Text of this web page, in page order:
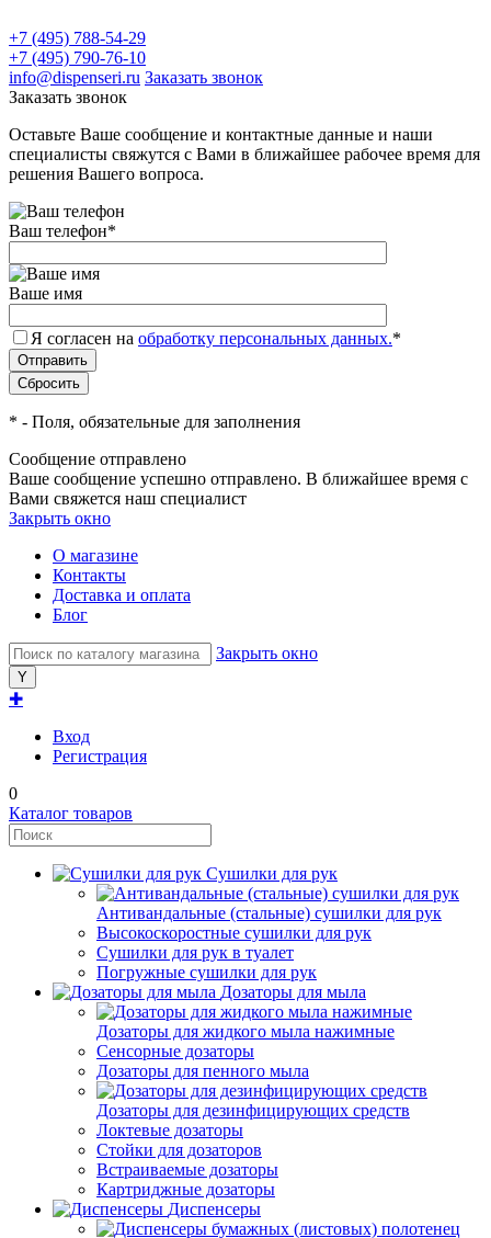
+7 (495) 788-54-29
+7 (495) 790-76-10
info@dispenseri.ru Заказать звонок
Заказать звонок
Оставьте Ваше сообщение и контактные данные и наши
специалисты свяжутся с Вами в ближайшее рабочее время для
решения Вашего вопроса.
Ваш телефон*
Ваше имя
Я согласен на обработку персональных данных.*
* - Поля, обязательные для заполнения
Сообщение отправлено
Ваше сообщение успешно отправлено. В ближайшее время с
Вами свяжется наш специалист
Закрыть окно
О магазине
Контакты
Доставка и оплата
Блог
Закрыть окно
✚
Вход
Регистрация
0
Каталог товаров
Сушилки для рук
Антивандальные (стальные) сушилки для рук
Высокоскоростные сушилки для рук
Сушилки для рук в туалет
Погружные сушилки для рук
Дозаторы для мыла
Дозаторы для жидкого мыла нажимные
Сенсорные дозаторы
Дозаторы для пенного мыла
Дозаторы для дезинфицирующих средств
Локтевые дозаторы
Стойки для дозаторов
Встраиваемые дозаторы
Картриджные дозаторы
Диспенсеры